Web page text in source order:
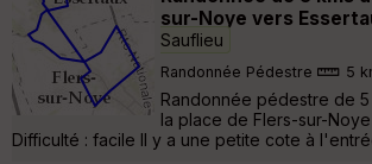
sur-Noye vers
Sauflieu
Randonnée Pédestre 5
Randonnée pédestre de
la place de Flers-sur-
Difficulté : facile Il y a une petite cote à